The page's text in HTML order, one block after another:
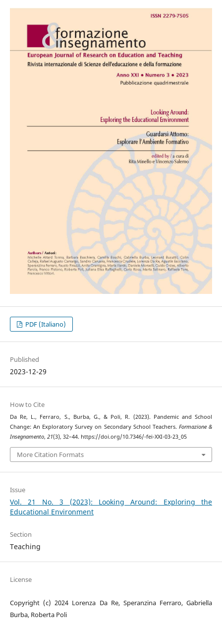
PDF (Italiano)
Published
2023-12-29
How to Cite
Da Re, L., Ferraro, S., Burba, G., & Poli, R. (2023). Pandemic and School
Change: An Exploratory Survey on Secondary School Teachers. Formazione &
Insegnamento, 21(3), 32–44. https://doi.org/10.7346/-fei-XXI-03-23_05
More Citation Formats
Issue
Vol. 21 No. 3 (2023): Looking Around: Exploring the
Educational Environment
Section
Teaching
License
Copyright (c) 2024 Lorenza Da Re, Speranzina Ferraro, Gabriella
Burba, Roberta Poli